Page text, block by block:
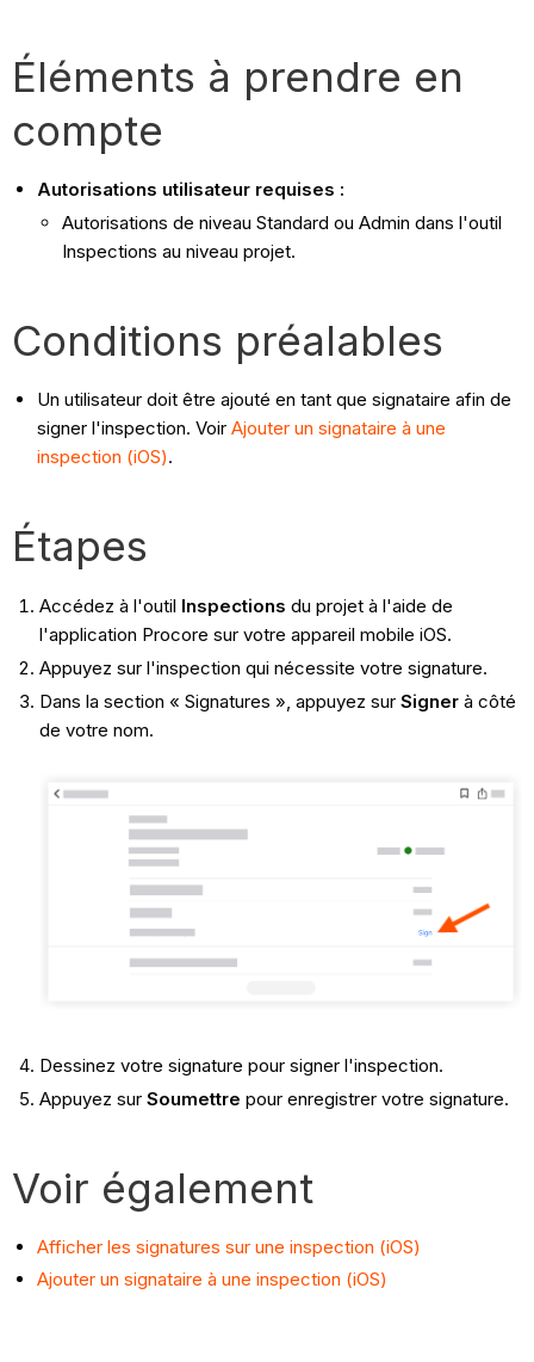
Éléments à prendre en
compte
Autorisations utilisateur requises :
Autorisations de niveau Standard ou Admin dans l'outil
Inspections au niveau projet.
Conditions préalables
Un utilisateur doit être ajouté en tant que signataire afin de
signer l'inspection. VoirAjouter un signataire à une
inspection (iOS).
Étapes
Accédez à l'outil Inspections du projet à l'aide de
l'application Procore sur votre appareil mobile iOS.
Appuyez sur l'inspection qui nécessite votre signature.
Dans la section « Signatures », appuyez sur Signerà côté
de votre nom.
Dessinez votre signature pour signer l'inspection.
Appuyez sur Soumettre pour enregistrer votre signature.
Voir également
Afficher les signatures sur une inspection (iOS)
Ajouter un signataire à une inspection (iOS)